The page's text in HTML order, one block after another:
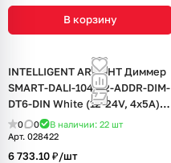
В корзину
INTELLIGENT ARLIGHT Диммер
SMART-DALI-104-62-ADDR-DIM-
DT6-DIN White (12-24V, 4x5A)
(IARL, IP20 Пластик, 5 лет)
0 0 В наличии: 22 шт
Арт. 028422
6 733.10 ₽/шт